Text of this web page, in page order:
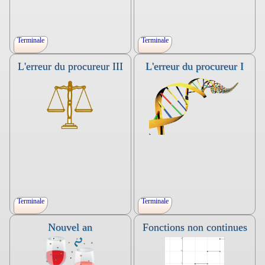
Terminale
Variable aléatoire discrète,
logarithme népérien.
Compétence « Modéliser »,
valider ou invalider un modèle.
Voir « Loi de Benford » dans
l’ouvrage p. 243.
Devoir en temps libre. Terminale techno
Terminale
Fonctions logarithme,
exponentielle.Voir « Acoustique
» dans l’ouvrage p.183.
Devoir en temps libre. Terminale techno
ou générale (spé ou Maths
complémentaires)
L'erreur du procureur III
Terminale
Probabilité, conditionnement,
indépendance,
Devoir en temps libre. première générale,
générale (spécialité. Maths
L'erreur du procureur I
Terminale
Probabilité, conditionnement,
Nature. Devoir en temps libre. première
Nouvel an Fonctions non continues